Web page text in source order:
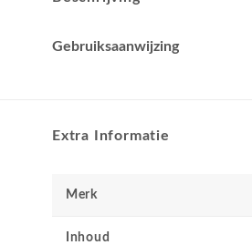
Gebruiksaanwijzing
Extra Informatie
Merk
Inhoud